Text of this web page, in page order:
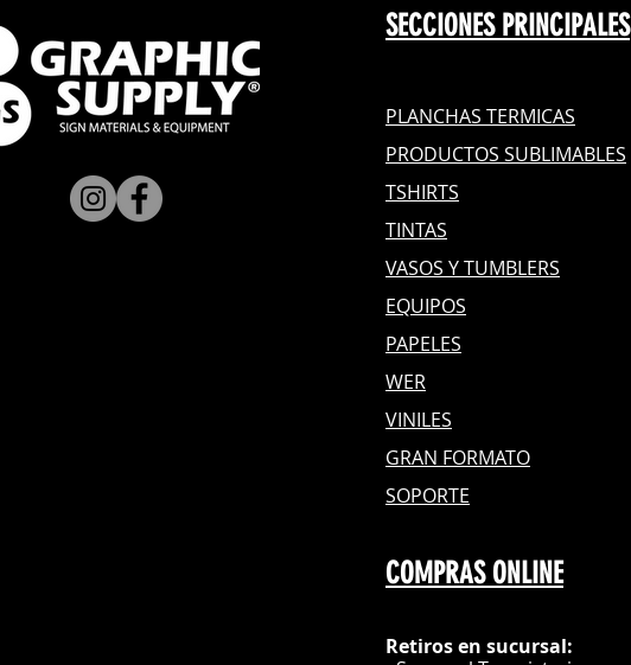
SECCIONES PRINCIPALES
PLANCHAS TERMICAS
PRODUCTOS SUBLIMABLES
TSHIRTS
TINTAS
VASOS Y TUMBLERS
EQUIPOS
PAPELES
WER
VINILES
GRAN FORMATO
SOPORTE
COMPRAS ONLINE
Retiros en sucursal: